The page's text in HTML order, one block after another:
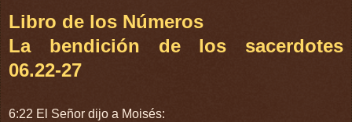
Libro de los Números
La bendición de los sacerdotes
06.22-27
6:22 El Señor dijo a Moisés: